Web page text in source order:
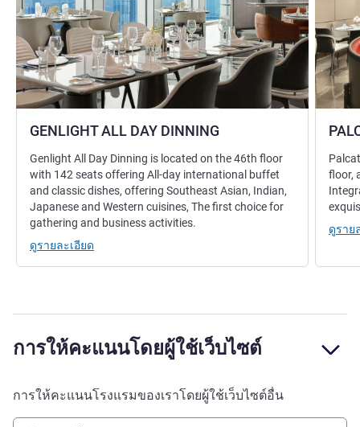
GENLIGHT ALL DAY DINNING
Genlight All Day Dinning is located on the 46th floor
with 142 seats offering All-day international buffet
and classic dishes, offering Southeast Asian, Indian,
Japanese and Western cuisines, The first choice for
gathering and business activities.
ดูรายละเอียด
floor,
ดูราย
การให้คะแนนโดยผู้ใช้เว็บไซต์
การให้คะแนนโรงแรมของเราโดยผู้ใช้เว็บไซต์อื่น